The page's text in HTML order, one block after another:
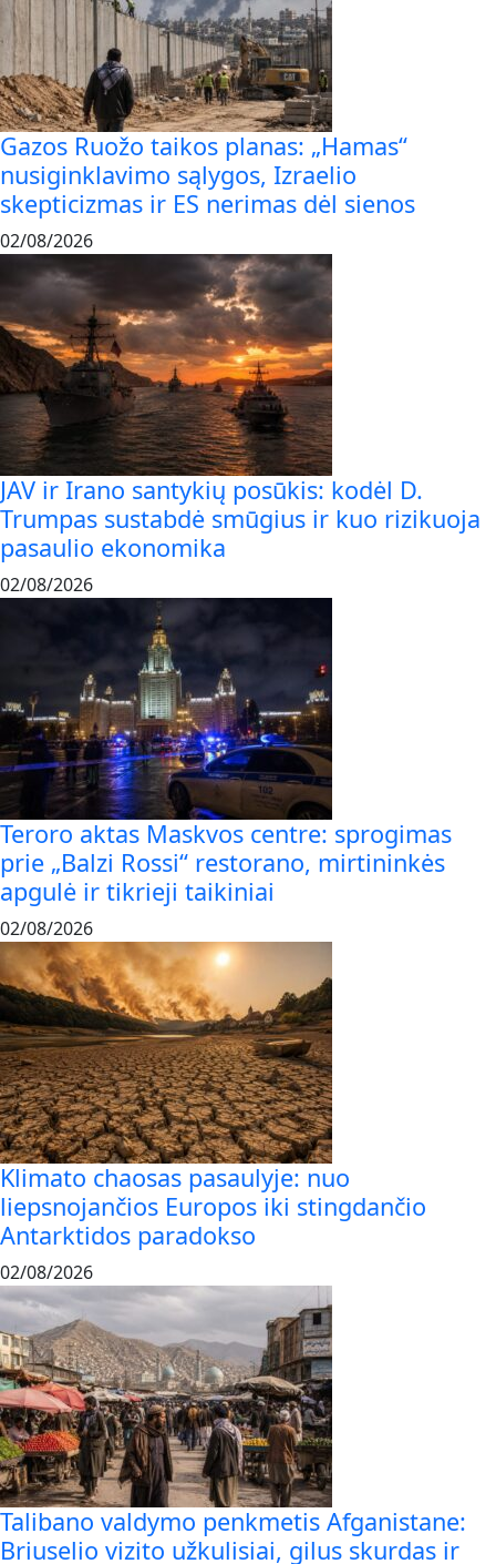
Gazos Ruožo taikos planas: „Hamas“
nusiginklavimo sąlygos, Izraelio
skepticizmas ir ES nerimas dėl sienos
02/08/2026
JAV ir Irano santykių posūkis: kodėl D.
Trumpas sustabdė smūgius ir kuo rizikuoja
pasaulio ekonomika
02/08/2026
Teroro aktas Maskvos centre: sprogimas
prie „Balzi Rossi“ restorano, mirtininkės
apgulė ir tikrieji taikiniai
02/08/2026
Klimato chaosas pasaulyje: nuo
liepsnojančios Europos iki stingdančio
Antarktidos paradokso
02/08/2026
Talibano valdymo penkmetis Afganistane:
Briuselio vizito užkulisiai, gilus skurdas ir